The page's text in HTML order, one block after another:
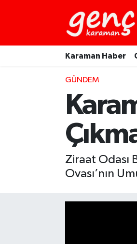
Karaman Haber
GÜNDEM
Ziraat Odası
Ovası’nın